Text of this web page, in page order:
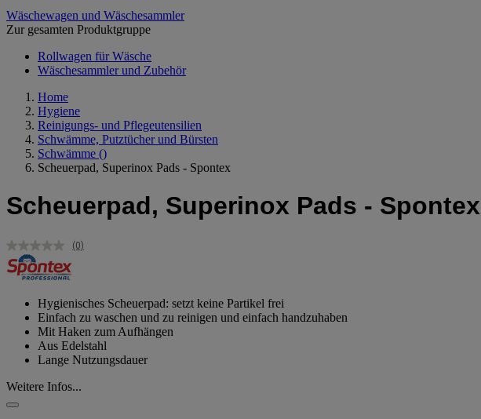
Wäschewagen und Wäschesammler
Zur gesamten Produktgruppe
Rollwagen für Wäsche
Wäschesammler und Zubehör
Home
Hygiene
Reinigungs- und Pflegeutensilien
Schwämme, Putztücher und Bürsten
Schwämme ()
Scheuerpad, Superinox Pads - Spontex
Scheuerpad, Superinox Pads - Spontex
Kein
derselben
Seite.
(0)
Hygienisches Scheuerpad: setzt keine Partikel frei
Einfach zu waschen und zu reinigen und einfach handzuhaben
Mit Haken zum Aufhängen
Aus Edelstahl
Lange Nutzungsdauer
Weitere Infos...